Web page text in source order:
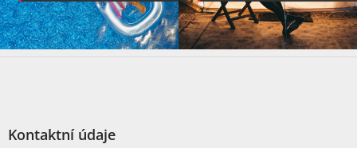
Kontaktní údaje